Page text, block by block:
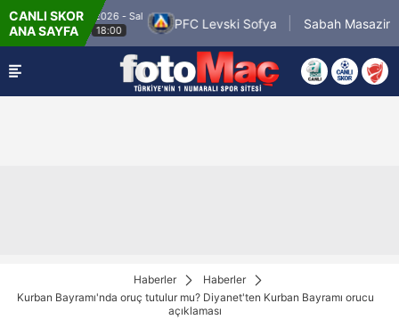
CANLI SKOR
ANA SAYFA
11.8.2026 - Sal
18:00
PFC Levski Sofya Sabah Masazir
Haberler
Haberler
Kurban Bayramı'nda oruç tutulur mu? Diyanet'ten Kurban Bayramı orucu
açıklaması